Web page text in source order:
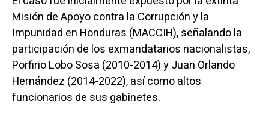
Misión de Apoyo contra la Corrupción y la
Impunidad en Honduras (MACCIH), señalando la
participación de los exmandatarios nacionalistas,
Porfirio Lobo Sosa (2010-2014) y Juan Orlando
Hernández (2014-2022), así como altos
funcionarios de sus gabinetes.